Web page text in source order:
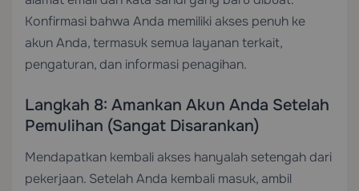
Konfirmasi bahwa Anda memiliki akses penuh ke
akun Anda, termasuk semua layanan terkait,
pengaturan, dan informasi penagihan.
Langkah 8: Amankan Akun Anda Setelah
Pemulihan (Sangat Disarankan)
Mendapatkan kembali akses hanyalah setengah dari
pekerjaan. Setelah Anda kembali masuk, ambil